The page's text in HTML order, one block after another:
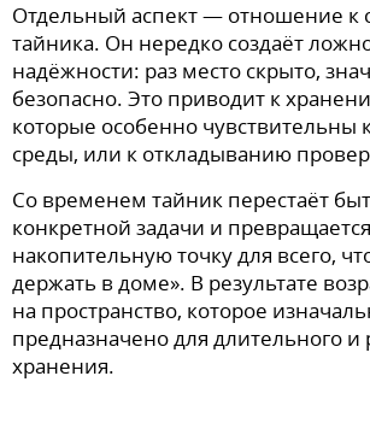
Отдельный аспект — отношение к
тайника. Он нередко создаёт
надёжности: раз место скрыто,
безопасно. Это приводит к
которые особенно чувствительны
среды, или к откладыванию
Со временем тайник перестаёт
конкретной задачи и
накопительную точку для всего,
держать в доме». В результате
на пространство, которое
предназначено для длительного и
хранения.